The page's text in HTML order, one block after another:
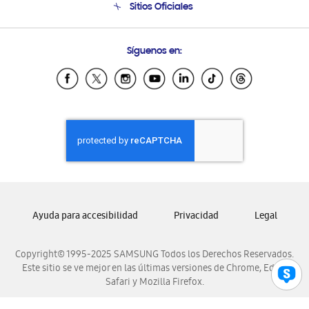
Soporte vía eMail
Sitios Oficiales
Samsung Ecuador
Samsung El Salvador
Samsung Honduras
Samsung Nicaragua
Samsung Panamá
Samsung Venezuela
Síguenos en:
Copyright© 1995-2025 SAMSUNG Todos los Derechos Reservados.
Este sitio se ve mejor en las últimas versiones de Chrome, Edge,
Safari y Mozilla Firefox.
Ayuda para accesibilidad Privacidad Legal